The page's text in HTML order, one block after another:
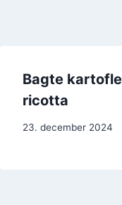
Bagte
ricotta
23. december 2024